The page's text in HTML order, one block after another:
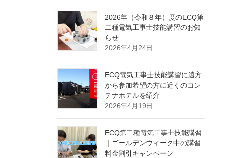
2026年（令和８年）度のECQ第
二種電気工事士技能講習のお知
らせ
2026年4月24日
ECQ電気工事士技能講習に遠方
から参加希望の方に近くのコン
テナホテルを紹介
2026年4月19日
ECQ第二種電気工事士技能講習
｜ゴールデンウィーク中の講習
料金割引キャンペーン